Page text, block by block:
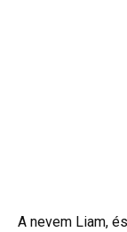
A nevem Liam,